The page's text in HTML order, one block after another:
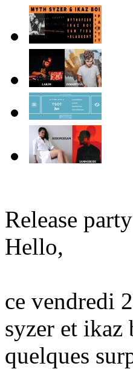
Release
Hello,
ce vendredi
syzer et ikaz
quelques